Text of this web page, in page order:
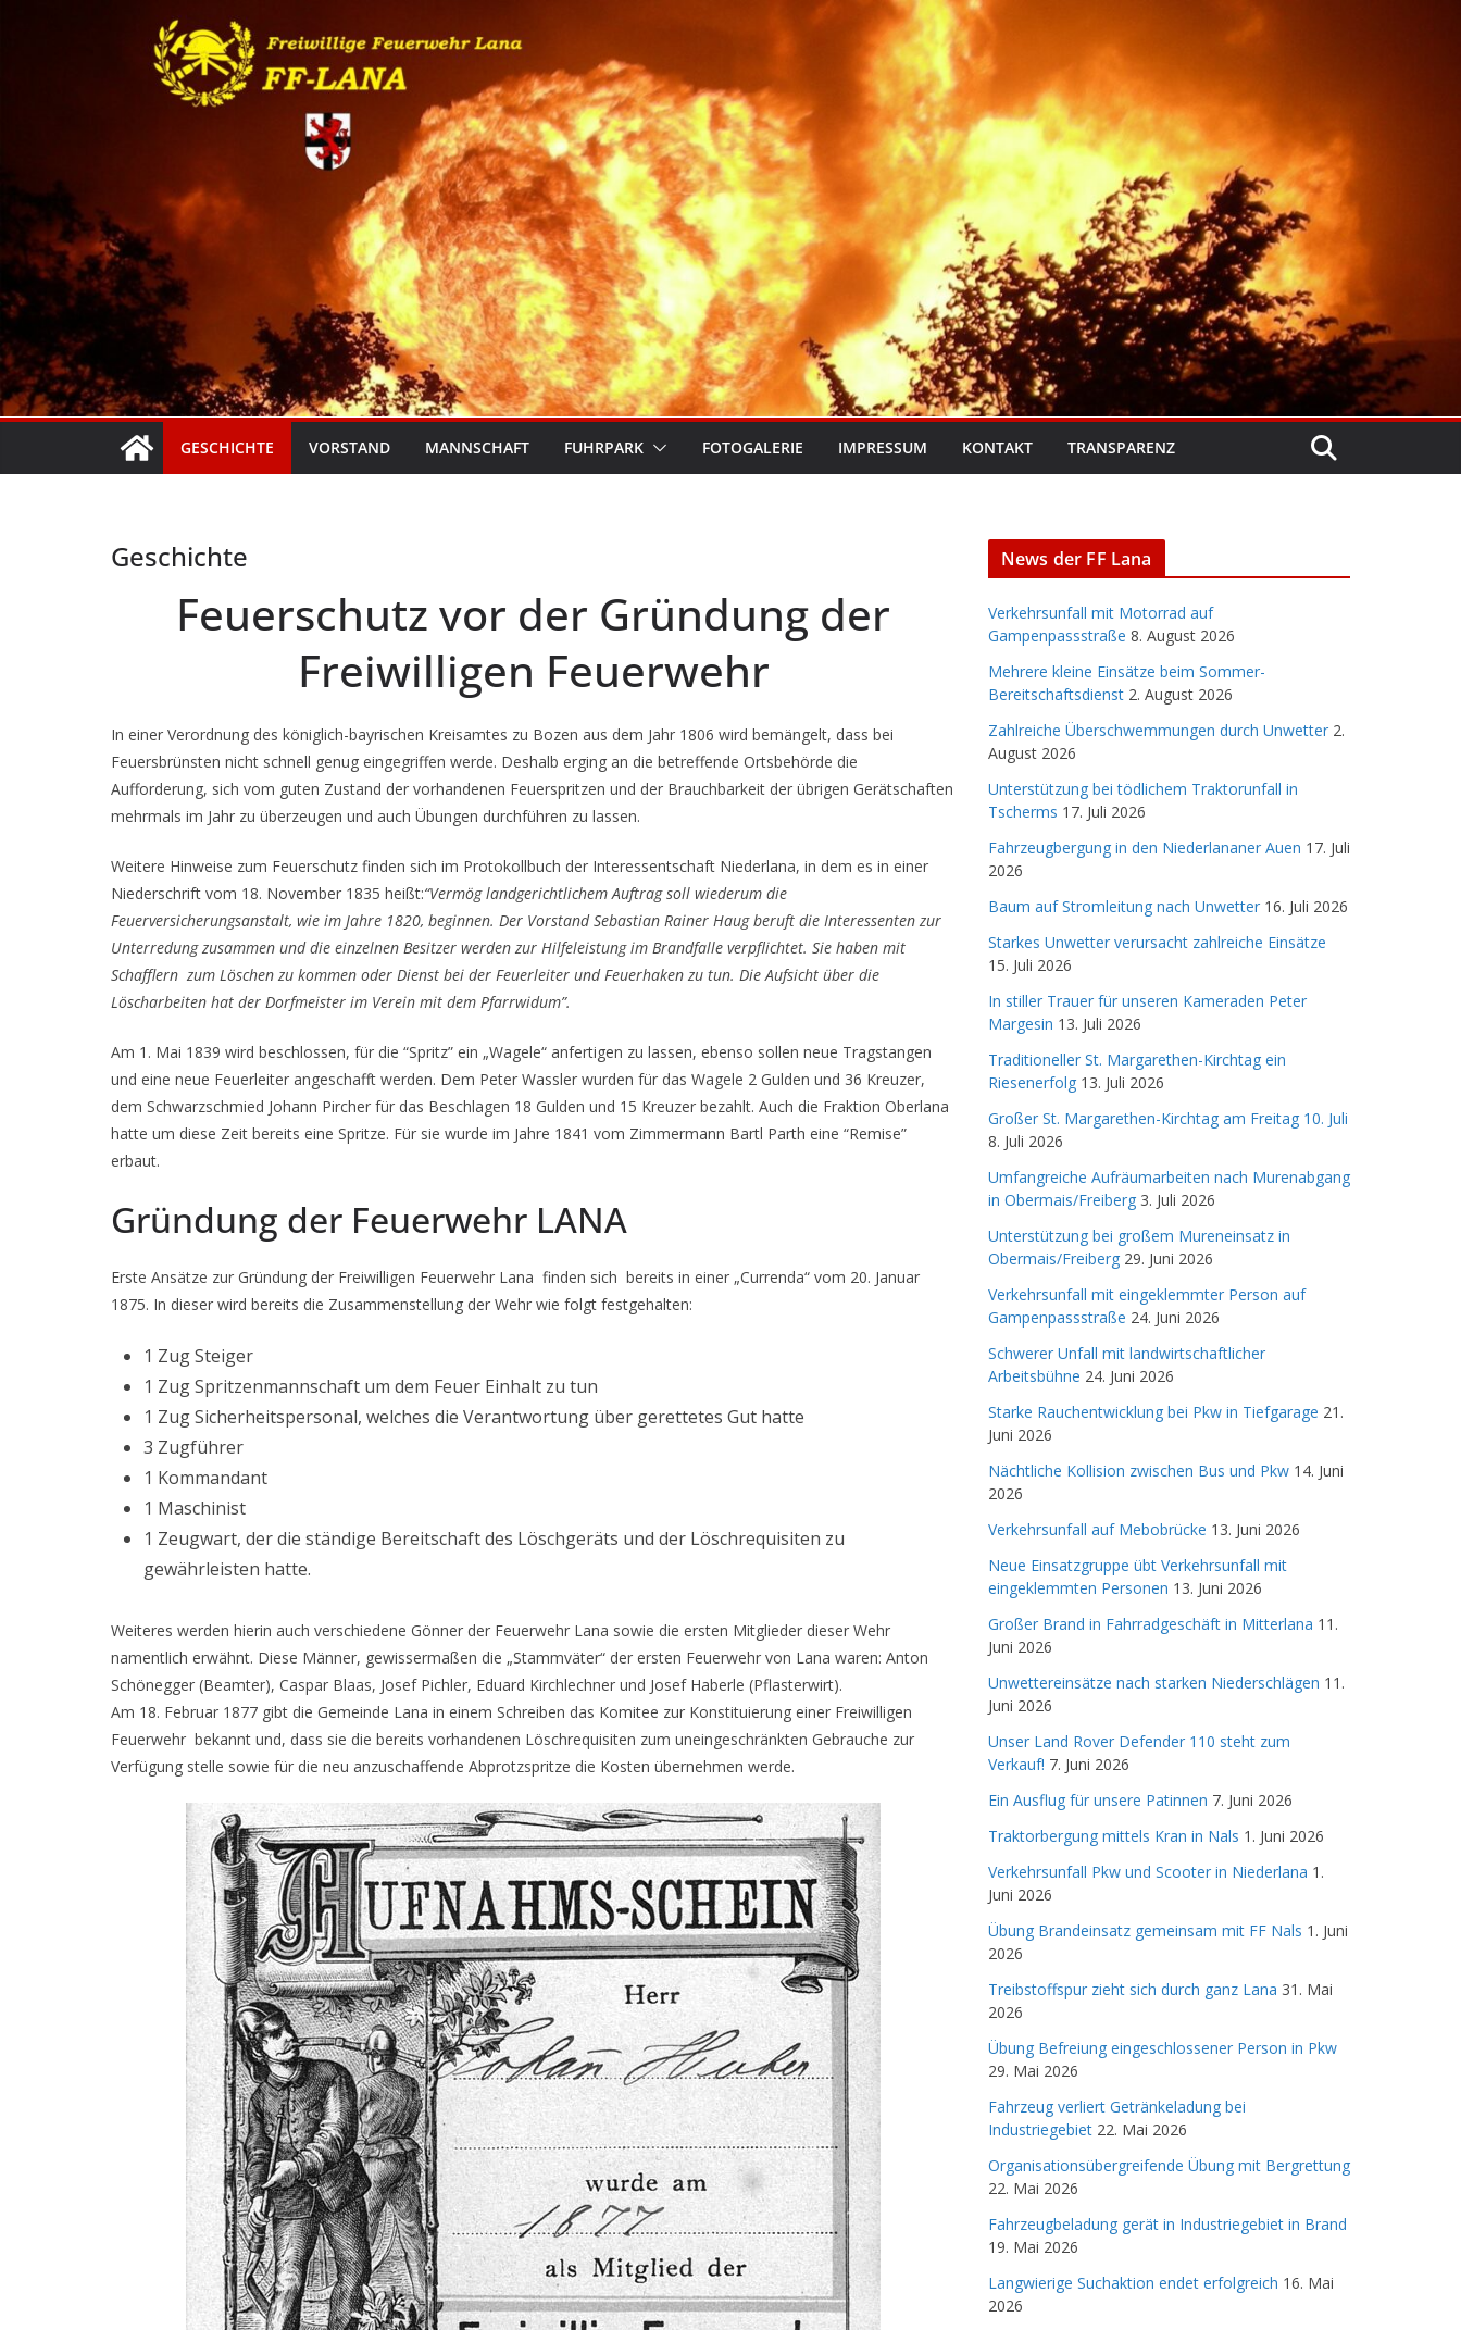
GESCHICHTE VORSTAND MANNSCHAFT FUHRPARK FOTOGALERIE IMPRESSUM KONTAKT TRANSPARENZ
Geschichte
Feuerschutz vor der Gründung der
Freiwilligen Feuerwehr
In einer Verordnung des königlich-bayrischen Kreisamtes zu Bozen aus dem Jahr 1806 wird bemängelt, dass bei
Feuersbrünsten nicht schnell genug eingegriffen werde. Deshalb erging an die betreffende Ortsbehörde die
Aufforderung, sich vom guten Zustand der vorhandenen Feuerspritzen und der Brauchbarkeit der übrigen Gerätschaften
mehrmals im Jahr zu überzeugen und auch Übungen durchführen zu lassen.
Weitere Hinweise zum Feuerschutz finden sich im Protokollbuch der Interessentschaft Niederlana, in dem es in einer
Niederschrift vom 18. November 1835 heißt:“Vermög landgerichtlichem Auftrag soll wiederum die
Feuerversicherungsanstalt, wie im Jahre 1820, beginnen. Der Vorstand Sebastian Rainer Haug beruft die Interessenten zur
Unterredung zusammen und die einzelnen Besitzer werden zur Hilfeleistung im Brandfalle verpflichtet. Sie haben mit
Schafflern zum Löschen zu kommen oder Dienst bei der Feuerleiter und Feuerhaken zu tun. Die Aufsicht über die
Löscharbeiten hat der Dorfmeister im Verein mit dem Pfarrwidum”.
Am 1. Mai 1839 wird beschlossen, für die “Spritz” ein „Wagele“ anfertigen zu lassen, ebenso sollen neue Tragstangen
und eine neue Feuerleiter angeschafft werden. Dem Peter Wassler wurden für das Wagele 2 Gulden und 36 Kreuzer,
dem Schwarzschmied Johann Pircher für das Beschlagen 18 Gulden und 15 Kreuzer bezahlt. Auch die Fraktion Oberlana
hatte um diese Zeit bereits eine Spritze. Für sie wurde im Jahre 1841 vom Zimmermann Bartl Parth eine “Remise”
erbaut.
Gründung der Feuerwehr LANA
Erste Ansätze zur Gründung der Freiwilligen Feuerwehr Lana finden sich bereits in einer „Currenda“ vom 20. Januar
1875. In dieser wird bereits die Zusammenstellung der Wehr wie folgt festgehalten:
1 Zug Steiger
1 Zug Spritzenmannschaft um dem Feuer Einhalt zu tun
1 Zug Sicherheitspersonal, welches die Verantwortung über gerettetes Gut hatte
3 Zugführer
1 Kommandant
1 Maschinist
1 Zeugwart, der die ständige Bereitschaft des Löschgeräts und der Löschrequisiten zu
gewährleisten hatte.
Weiteres werden hierin auch verschiedene Gönner der Feuerwehr Lana sowie die ersten Mitglieder dieser Wehr
namentlich erwähnt. Diese Männer, gewissermaßen die „Stammväter“ der ersten Feuerwehr von Lana waren: Anton
Schönegger (Beamter), Caspar Blaas, Josef Pichler, Eduard Kirchlechner und Josef Haberle (Pflasterwirt).
Am 18. Februar 1877 gibt die Gemeinde Lana in einem Schreiben das Komitee zur Konstituierung einer Freiwilligen
Feuerwehr bekannt und, dass sie die bereits vorhandenen Löschrequisiten zum uneingeschränkten Gebrauche zur
Verfügung stelle sowie für die neu anzuschaffende Abprotzspritze die Kosten übernehmen werde.
News der FF Lana
Verkehrsunfall mit Motorrad auf
Gampenpassstraße 8. August 2026
Mehrere kleine Einsätze beim Sommer-
Bereitschaftsdienst 2. August 2026
Zahlreiche Überschwemmungen durch Unwetter 2.
August 2026
Unterstützung bei tödlichem Traktorunfall in
Tscherms 17. Juli 2026
Fahrzeugbergung in den Niederlananer Auen 17. Juli
2026
Baum auf Stromleitung nach Unwetter 16. Juli 2026
Starkes Unwetter verursacht zahlreiche Einsätze
15. Juli 2026
In stiller Trauer für unseren Kameraden Peter
Margesin 13. Juli 2026
Traditioneller St. Margarethen-Kirchtag ein
Riesenerfolg 13. Juli 2026
Großer St. Margarethen-Kirchtag am Freitag 10. Juli
8. Juli 2026
Umfangreiche Aufräumarbeiten nach Murenabgang
in Obermais/Freiberg 3. Juli 2026
Unterstützung bei großem Mureneinsatz in
Obermais/Freiberg 29. Juni 2026
Verkehrsunfall mit eingeklemmter Person auf
Gampenpassstraße 24. Juni 2026
Schwerer Unfall mit landwirtschaftlicher
Arbeitsbühne 24. Juni 2026
Starke Rauchentwicklung bei Pkw in Tiefgarage 21.
Juni 2026
Nächtliche Kollision zwischen Bus und Pkw 14. Juni
2026
Verkehrsunfall auf Mebobrücke 13. Juni 2026
Neue Einsatzgruppe übt Verkehrsunfall mit
eingeklemmten Personen 13. Juni 2026
Großer Brand in Fahrradgeschäft in Mitterlana 11.
Juni 2026
Unwettereinsätze nach starken Niederschlägen 11.
Juni 2026
Unser Land Rover Defender 110 steht zum
Verkauf! 7. Juni 2026
Ein Ausflug für unsere Patinnen 7. Juni 2026
Traktorbergung mittels Kran in Nals 1. Juni 2026
Verkehrsunfall Pkw und Scooter in Niederlana 1.
Juni 2026
Übung Brandeinsatz gemeinsam mit FF Nals 1. Juni
2026
Treibstoffspur zieht sich durch ganz Lana 31. Mai
2026
Übung Befreiung eingeschlossener Person in Pkw
29. Mai 2026
Fahrzeug verliert Getränkeladung bei
Industriegebiet 22. Mai 2026
Organisationsübergreifende Übung mit Bergrettung
22. Mai 2026
Fahrzeugbeladung gerät in Industriegebiet in Brand
19. Mai 2026
Langwierige Suchaktion endet erfolgreich 16. Mai
2026